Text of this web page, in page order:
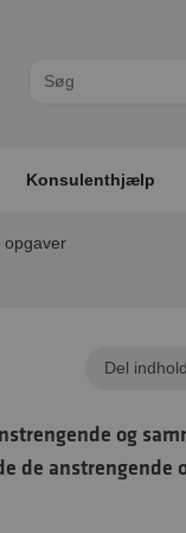
Konsulenthjælp
opgaver
Del
og
de anstrengende